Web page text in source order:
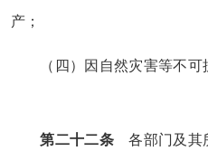
产；
（四）因自然灾害等不
第二十二条 各部门及其